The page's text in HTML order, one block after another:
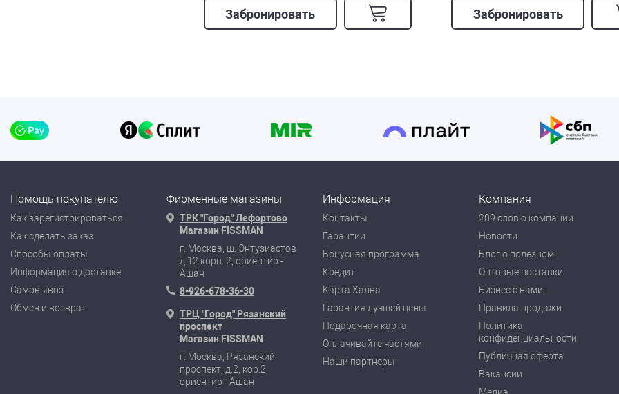
Забронировать Забронировать
Помощь покупателю
Как зарегистрироваться
Как сделать заказ
Способы оплаты
Информация о доставке
Самовывоз
Обмен и возврат
Фирменные магазины
ТРК "Город" Лефортово
Магазин FISSMAN
г. Москва, ш. Энтузиастов
д.12 корп. 2, ориентир -
Ашан
8-926-678-36-30
ТРЦ "Город" Рязанский
проспект
Магазин FISSMAN
г. Москва, Рязанский
проспект, д.2, кор.2,
ориентир - Ашан
Информация
Контакты
Гарантии
Бонусная программа
Кредит
Карта Халва
Гарантия лучшей цены
Подарочная карта
Оплачивайте частями
Наши партнеры
Компания
209 слов о компании
Новости
Блог о полезном
Оптовые поставки
Бизнес с нами
Правила продажи
Политика
конфиденциальности
Публичная оферта
Вакансии